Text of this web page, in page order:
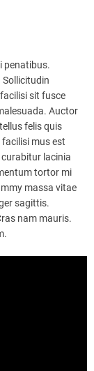
penatibus.
sit fusce
Auctor
felis quis
facilisi mus est
lacinia
tortor mi
massa vitae
sagittis.
nam mauris.